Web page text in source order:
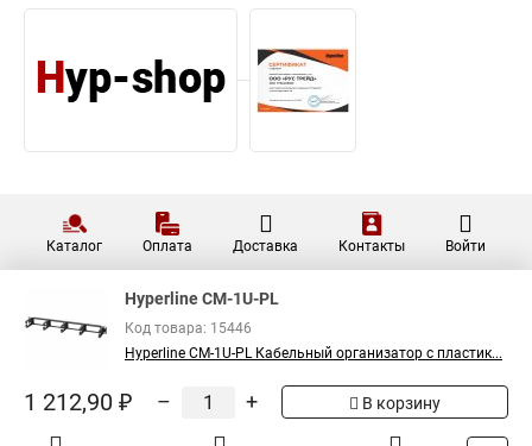
Каталог Оплата Доставка Контакты Войти
Hyperline CM-1U-PL
Код товара: 15446
Hyperline CM-1U-PL Кабельный организатор с пластик...
1 212,90 ₽ – + В корзину